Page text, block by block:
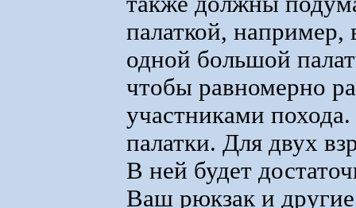
палаткой,
одной большой
чтобы равномерно
участниками
палатки. Для двух
В ней будет
Ваш рюкзак и